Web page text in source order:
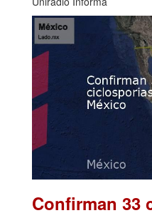
Confirman 33